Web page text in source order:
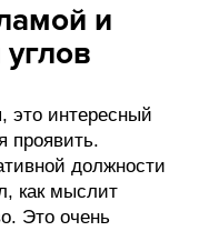
и
это интересный
проявить.
должности
как мыслит
Это очень